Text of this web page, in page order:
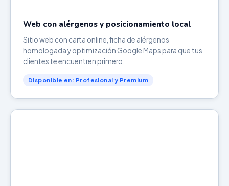
Web con alérgenos y posicionamiento local
Sitio web con carta online, ficha de alérgenos
homologada y optimización Google Maps para que tus
clientes te encuentren primero.
Disponible en: Profesional y Premium